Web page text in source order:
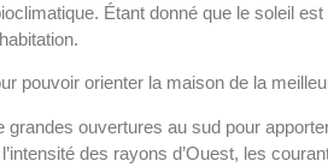
Étant donné que le soleil
pouvoir orienter la maison de la
ouvertures au sud pour
des rayons d’Ouest, les